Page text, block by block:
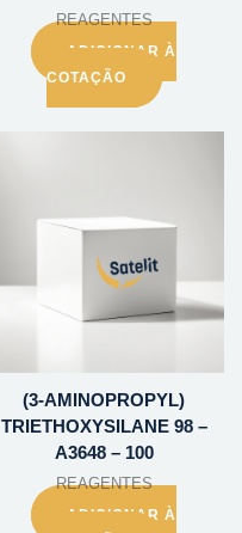
REAGENTES
ADICIONAR À
COTAÇÃO
(3-AMINOPROPYL)
TRIETHOXYSILANE 98 –
A3648 – 100
REAGENTES
ADICIONAR À